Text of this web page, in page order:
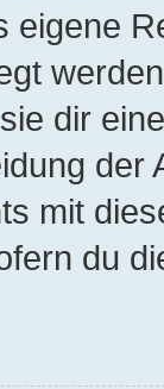
eigene
dir
der
mit
du